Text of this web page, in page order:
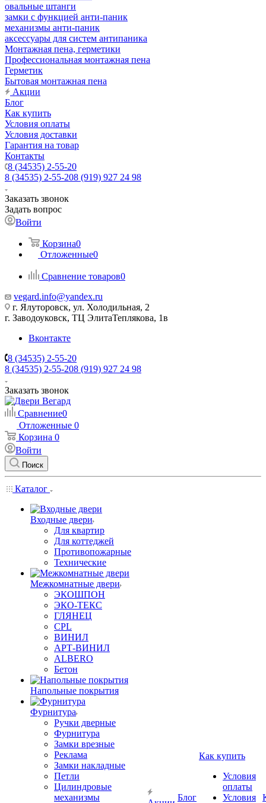
овальные штанги
замки с функцией анти-паник
механизмы анти-паник
аксессуары для систем антипаника
Монтажная пена, герметики
Профессиональная монтажная пена
Герметик
Бытовая монтажная пена
Акции
Блог
Как купить
Условия оплаты
Условия доставки
Гарантия на товар
Контакты
8 (34535) 2-55-20
8 (34535) 2-55-208 (919) 927 24 98
Заказать звонок
Задать вопрос
Войти
Корзина0
Отложенные0
Сравнение товаров0
vegard.info@yandex.ru
г. Ялуторовск, ул. Холодильная, 2
г. Заводоуковск, ​ТЦ Элита​Теплякова, 1в
Вконтакте
8 (34535) 2-55-20
8 (34535) 2-55-208 (919) 927 24 98
Заказать звонок
Сравнение0
Отложенные 0
Корзина 0
Войти
Поиск
Каталог
Входные двери
Для квартир
Для коттеджей
Противопожарные
Технические
Межкомнатные двери
ЭКОШПОН
ЭКО-ТЕКС
ГЛЯНЕЦ
CPL
ВИНИЛ
АРТ-ВИНИЛ
ALBERO
Бетон
Напольные покрытия
Фурнитура
Ручки дверные
Фурнитура
Замки врезные
Реклама
Замки накладные
Петли
Цилиндровые
механизмы
Блог
Как купить
Условия
оплаты
Условия